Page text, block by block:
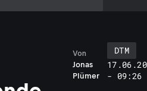
Jonas
Plümer
Von
DTM
- 09:26